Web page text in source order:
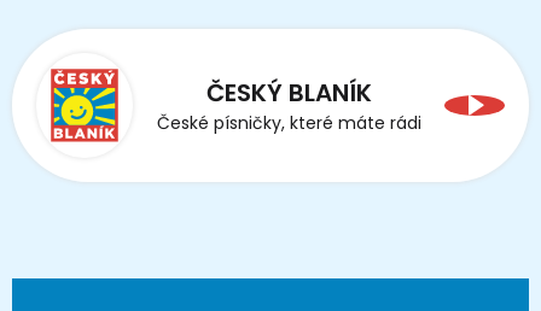
ČESKÝ BLANÍK
České písničky, které máte rádi